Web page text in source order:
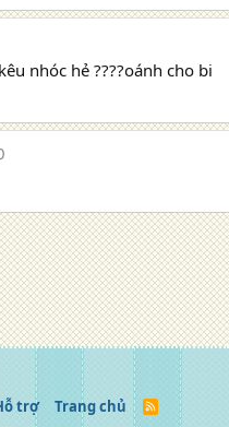
nhóc hẻ ????oánh cho bi
trợ Trang chủ
R